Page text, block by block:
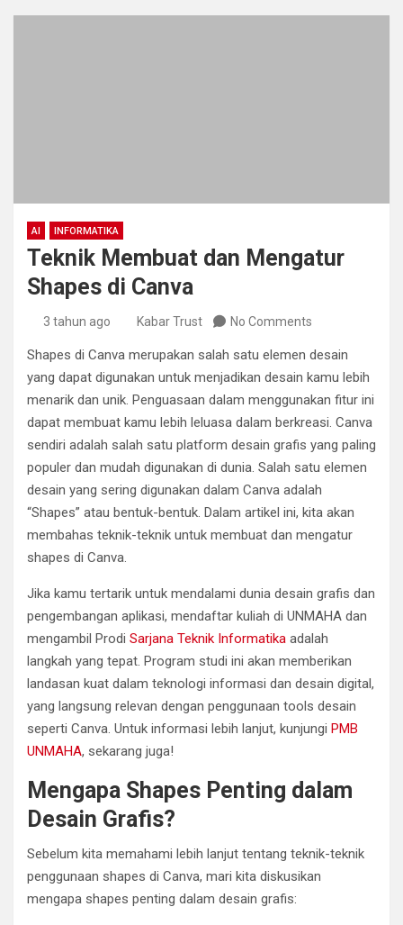
AI INFORMATIKA
Teknik Membuat dan Mengatur
Shapes di Canva
3 tahun ago Kabar Trust No Comments
Shapes di Canva merupakan salah satu elemen desain
yang dapat digunakan untuk menjadikan desain kamu lebih
menarik dan unik. Penguasaan dalam menggunakan fitur ini
dapat membuat kamu lebih leluasa dalam berkreasi. Canva
sendiri adalah salah satu platform desain grafis yang paling
populer dan mudah digunakan di dunia. Salah satu elemen
desain yang sering digunakan dalam Canva adalah
“Shapes” atau bentuk-bentuk. Dalam artikel ini, kita akan
membahas teknik-teknik untuk membuat dan mengatur
shapes di Canva.
Jika kamu tertarik untuk mendalami dunia desain grafis dan
pengembangan aplikasi, mendaftar kuliah di UNMAHA dan
mengambil Prodi Sarjana Teknik Informatika adalah
langkah yang tepat. Program studi ini akan memberikan
landasan kuat dalam teknologi informasi dan desain digital,
yang langsung relevan dengan penggunaan tools desain
seperti Canva. Untuk informasi lebih lanjut, kunjungi PMB
UNMAHA, sekarang juga!
Mengapa Shapes Penting dalam
Desain Grafis?
Sebelum kita memahami lebih lanjut tentang teknik-teknik
penggunaan shapes di Canva, mari kita diskusikan
mengapa shapes penting dalam desain grafis: